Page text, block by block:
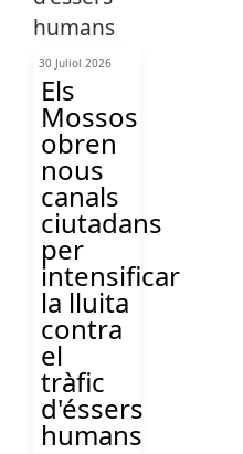
30 Juliol 2026
Els
Mossos
obren
nous
canals
ciutadans
per
intensificar
la lluita
contra
el
tràfic
d'éssers
humans